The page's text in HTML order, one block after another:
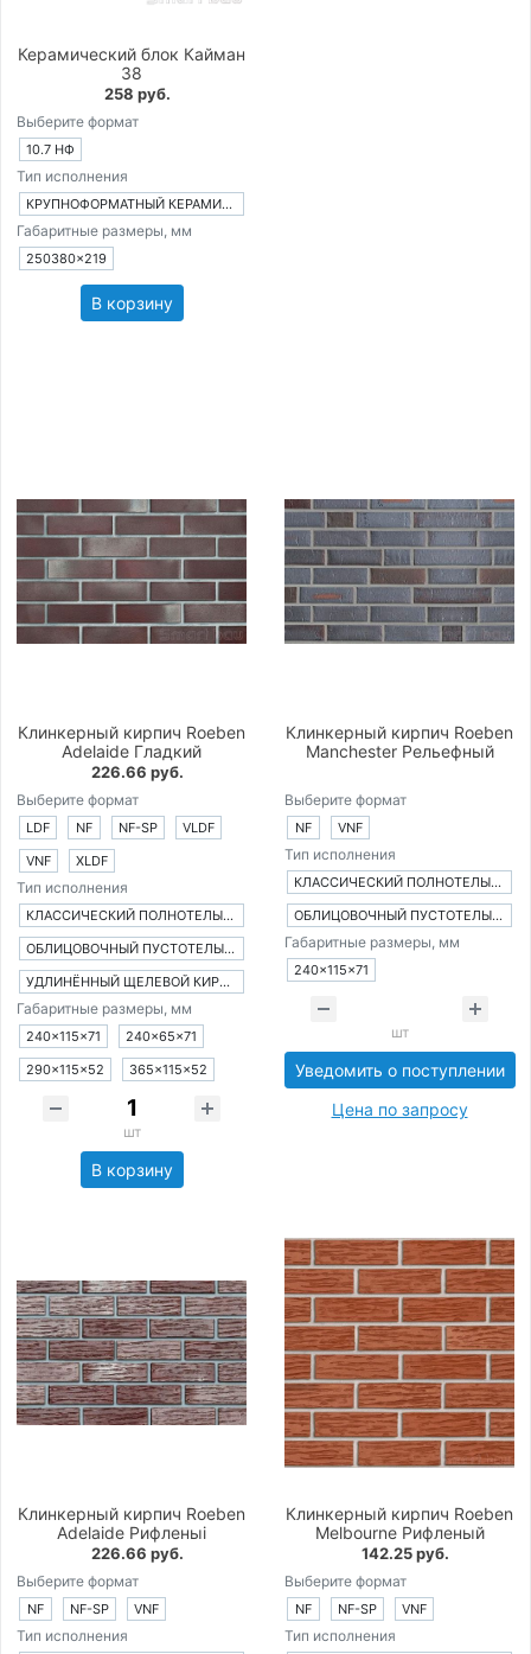
Керамический блок Кайман
38
258 руб.
Выберите формат
10.7 НФ
Тип исполнения
КРУПНОФОРМАТНЫЙ КЕРАМИЧЕСКИЙ БЛОК
Габаритные размеры, мм
250380×219
В корзину
Клинкерный кирпич Roeben
Adelaide Гладкий
226.66 руб.
Выберите формат
LDF NF NF-SP
VLDF
VNF
XLDF
Тип исполнения
КЛАССИЧЕСКИЙ ПОЛНОТЕЛЫЙ КИРПИЧ
ОБЛИЦОВОЧНЫЙ ПУСТОТЕЛЫЙ КИРПИЧ
УДЛИНЁННЫЙ ЩЕЛЕВОЙ КИРПИЧ
Габаритные размеры, мм
240×115×71
240×65×71
290×115×52
365×115×52
шт
В корзину
Клинкерный кирпич Roeben
Manchester Рельефный
Выберите формат
NF VNF
Тип исполнения
КЛАССИЧЕСКИЙ ПОЛНОТЕЛЫЙ КИРПИЧ
ОБЛИЦОВОЧНЫЙ ПУСТОТЕЛЫЙ КИРПИЧ
Габаритные размеры, мм
240×115×71
шт
Уведомить о поступлении
Цена по запросу
Клинкерный кирпич Roeben
Adelaide Рифленыi
226.66 руб.
Выберите формат
NF NF-SP VNF
Тип исполнения
Клинкерный кирпич Roeben
Melbourne Рифленый
142.25 руб.
Выберите формат
NF NF-SP VNF
Тип исполнения